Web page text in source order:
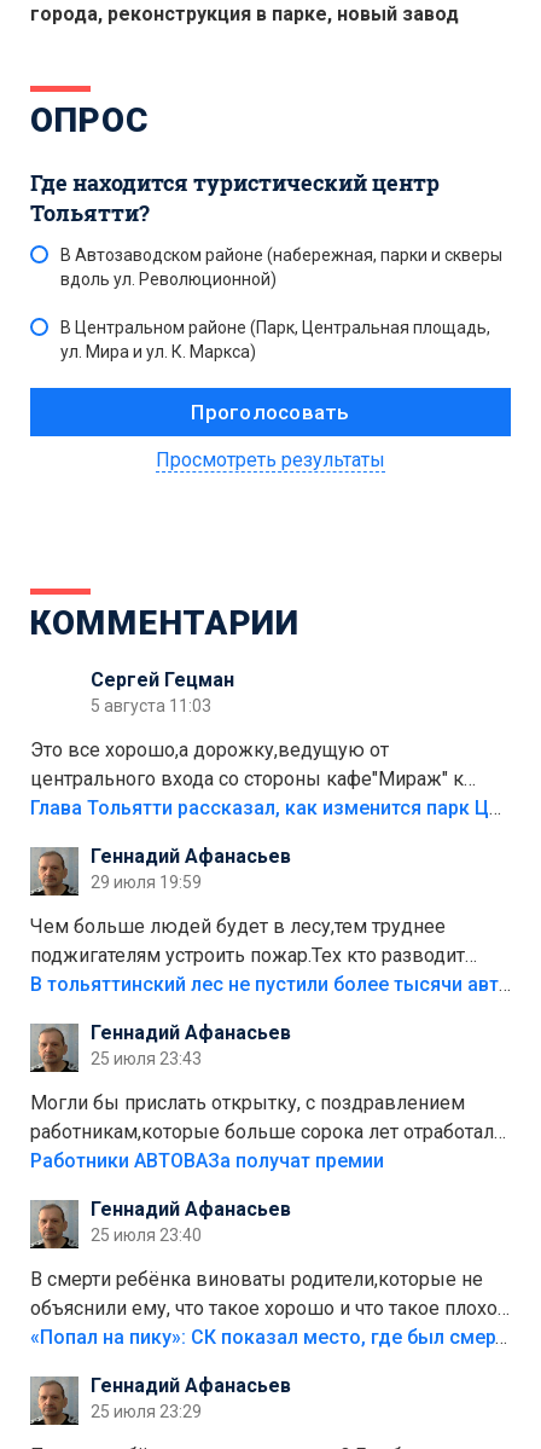
города, реконструкция в парке, новый завод
ОПРОС
Где находится туристический центр
Тольятти?
В Автозаводском районе (набережная, парки и скверы
вдоль ул. Революционной)
В Центральном районе (Парк, Центральная площадь,
ул. Мира и ул. К. Маркса)
Просмотреть результаты
КОММЕНТАРИИ
Сергей Гецман
5 августа 11:03
Это все хорошо,а дорожку,ведущую от
центрального входа со стороны кафе"Мираж" к
аттракционам слабо доделать?А то бордюры
лежала в парке и испортилась.Да еще,видимо,часть
украли.
Глава Тольятти рассказал, как изменится парк Центрального района
Геннадий Афанасьев
29 июля 19:59
Чем больше людей будет в лесу,тем труднее
поджигателям устроить пожар.Тех кто разводит
костры,тех надо безбожно штрафовать.Камер полно
Штрафы мизерные.
В тольяттинский лес не пустили более тысячи автомобилей
Геннадий Афанасьев
25 июля 23:43
Могли бы прислать открытку, с поздравлением
работникам,которые больше сорока лет отработали
на предприятии.
Работники АВТОВАЗа получат премии
Геннадий Афанасьев
25 июля 23:40
В смерти ребёнка виноваты родители,которые не
объяснили ему, что такое хорошо и что такое плохо!
Лезть через такой забор,верх безумия,есть же
свою судьбу.
«Попал на пику»: СК показал место, где был смертельно травмирован ребенок в Тольятти
Геннадий Афанасьев
25 июля 23:29